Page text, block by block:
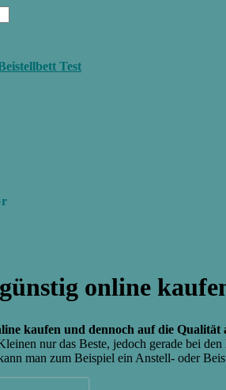
Test
online
kaufen und dennoch auf die Qualität
nur das Beste, jedoch gerade bei
man zum Beispiel ein Anstell- oder